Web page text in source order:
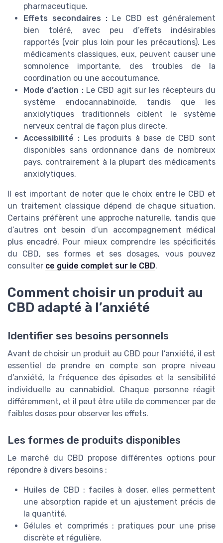
pharmaceutique.
Effets secondaires : Le CBD est généralement
bien toléré, avec peu d’effets indésirables
rapportés (voir plus loin pour les précautions). Les
médicaments classiques, eux, peuvent causer une
somnolence importante, des troubles de la
coordination ou une accoutumance.
Mode d’action :Le CBD agit sur les récepteurs du
système endocannabinoïde, tandis que les
anxiolytiques traditionnels ciblent le système
nerveux central de façon plus directe.
Accessibilité :Les produits à base de CBD sont
disponibles sans ordonnance dans de nombreux
pays, contrairement à la plupart des médicaments
anxiolytiques.
Il est important de noter que le choix entre le CBD et
un traitement classique dépend de chaque situation.
Certains préfèrent une approche naturelle, tandis que
d’autres ont besoin d’un accompagnement médical
plus encadré. Pour mieux comprendre les spécificités
du CBD, ses formes et ses dosages, vous pouvez
consulter ce guide complet sur le CBD.
Comment choisir un produit au
CBD adapté à l’anxiété
Identifier ses besoins personnels
Avant de choisir un produit au CBD pour l’anxiété, il est
essentiel de prendre en compte son propre niveau
d’anxiété, la fréquence des épisodes et la sensibilité
individuelle au cannabidiol. Chaque personne réagit
différemment, et il peut être utile de commencer par de
faibles doses pour observer les effets.
Les formes de produits disponibles
Le marché du CBD propose différentes options pour
répondre à divers besoins :
Huiles de CBD : faciles à doser, elles permettent
une absorption rapide et un ajustement précis de
la quantité.
Gélules et comprimés : pratiques pour une prise
discrète et régulière.